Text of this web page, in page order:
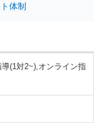
体制
(1対2~),オンライン指